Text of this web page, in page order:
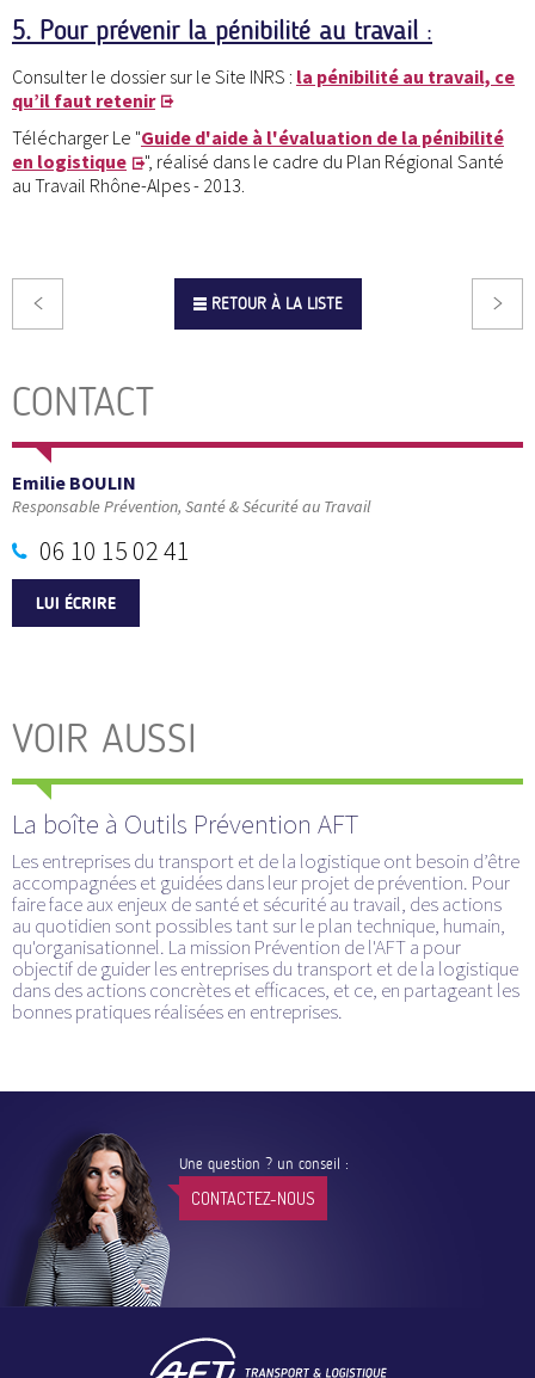
5. Pour prévenir la pénibilité au travail :
Consulter le dossier sur le Site INRS : la pénibilité au travail, ce
qu’il faut retenir
Télécharger Le "Guide d'aide à l'évaluation de la pénibilité
en logistique
", réalisé dans le cadre du Plan Régional Santé
au Travail Rhône-Alpes - 2013.
RETOUR À LA LISTE
CONTACT
Emilie BOULIN
Responsable Prévention, Santé & Sécurité au Travail
06 10 15 02 41
LUI ÉCRIRE
VOIR AUSSI
La boîte à Outils Prévention AFT
Les entreprises du transport et de la logistique ont besoin d’être
accompagnées et guidées dans leur projet de prévention. Pour
faire face aux enjeux de santé et sécurité au travail, des actions
au quotidien sont possibles tant sur le plan technique, humain,
qu'organisationnel. La mission Prévention de l'AFT a pour
objectif de guider les entreprises du transport et de la logistique
dans des actions concrètes et efficaces, et ce, en partageant les
bonnes pratiques réalisées en entreprises.
Une question ? un conseil :
CONTACTEZ-NOUS